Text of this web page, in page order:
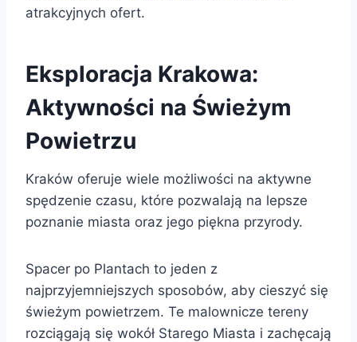
atrakcyjnych ofert.
Eksploracja Krakowa:
Aktywności na Świeżym
Powietrzu
Kraków oferuje wiele możliwości na aktywne
spędzenie czasu, które pozwalają na lepsze
poznanie miasta oraz jego piękna przyrody.
Spacer po Plantach to jeden z
najprzyjemniejszych sposobów, aby cieszyć się
świeżym powietrzem. Te malownicze tereny
rozciągają się wokół Starego Miasta i zachęcają